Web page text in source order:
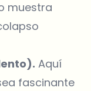
muestra
Aquí
fascinante